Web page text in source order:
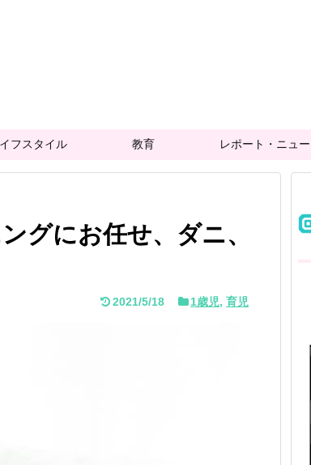
フスタイル 教育 レポート・ニュ
グにお任せ、ダニ、
2021/5/18 1歳児,育児